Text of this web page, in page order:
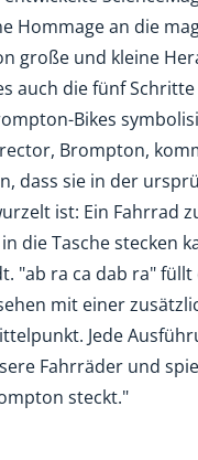
Hommage an die
große und kleine
auch die fünf
Bikes
Brompton,
dass sie in der
ist: Ein Fahrrad
die Tasche stecken
"ab ra ca dab ra"
mit einer
Jede
Fahrräder und
steckt."